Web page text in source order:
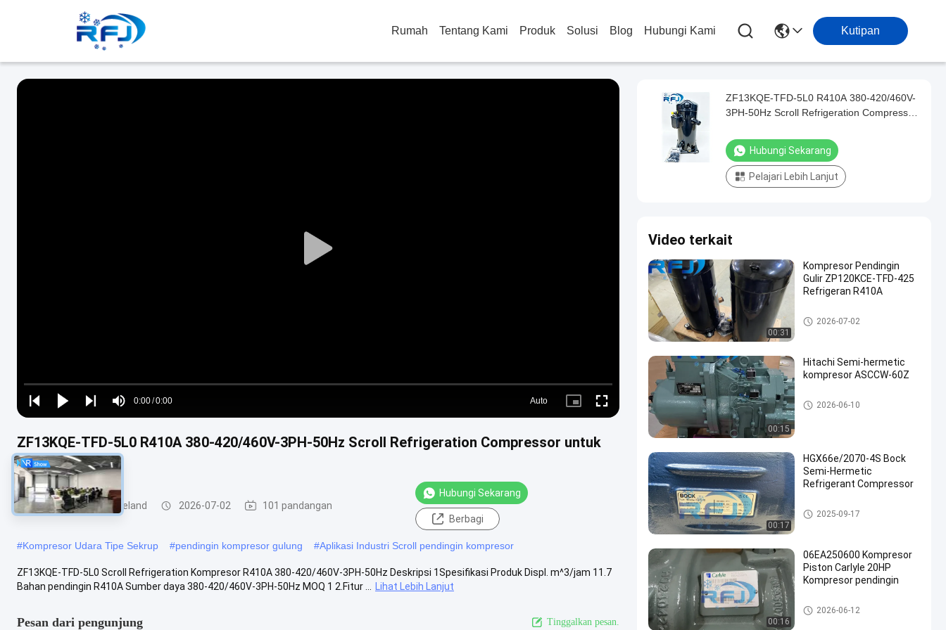
Rumah Tentang Kami Produk Solusi Blog Hubungi Kami Kutipan
Play
Play
Play
Play
Mute
Time
0:00/0:00
Loaded:
0%
Auto
Picture- Fullscreen
ZF13KQE-TFD-5L0 R410A 380-420/460V-3PH-50Hz Scroll Refrigeration Compressor untuk
aplikasi industri
Kompresor Gulir Copeland 2026-07-02 101 pandangan
Hubungi Sekarang
Berbagi
#Kompresor Udara Tipe Sekrup #pendingin kompresor gulung #Aplikasi Industri Scroll pendingin kompresor
ZF13KQE-TFD-5L0 Scroll Refrigeration Kompresor R410A 380-420/460V-3PH-50Hz Deskripsi 1Spesifikasi Produk Displ. m^3/jam 11.7
Bahan pendingin R410A Sumber daya 380-420/460V-3PH-50Hz MOQ 1 2.Fitur ...
Lihat Lebih Lanjut
Pesan dari pengunjung Tinggalkan pesan.
ZF13KQE-TFD-5L0 R410A 380-420/460V-
3PH-50Hz Scroll Refrigeration Compressor
Hubungi Sekarang
Pelajari Lebih Lanjut
Video terkait
00:31
Kompresor Pendingin
Gulir ZP120KCE-TFD-425
Refrigeran R410A
Kompresor Gulir Copeland
2026-07-02
00:15
Hitachi Semi-hermetic
kompresor ASCCW-60Z
Kompresor Tipe Sekrup
2026-06-10
00:17
HGX66e/2070-4S Bock
Semi-Hermetic
Refrigerant Compressor
Semi Hermetik Refrigeration C
ompressor
2025-09-17
00:16
06EA250600 Kompresor
Piston Carlyle 20HP
Kompresor pendingin
Kompresor Carlyle
2026-06-12